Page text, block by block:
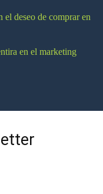
el deseo de comprar en
en el marketing